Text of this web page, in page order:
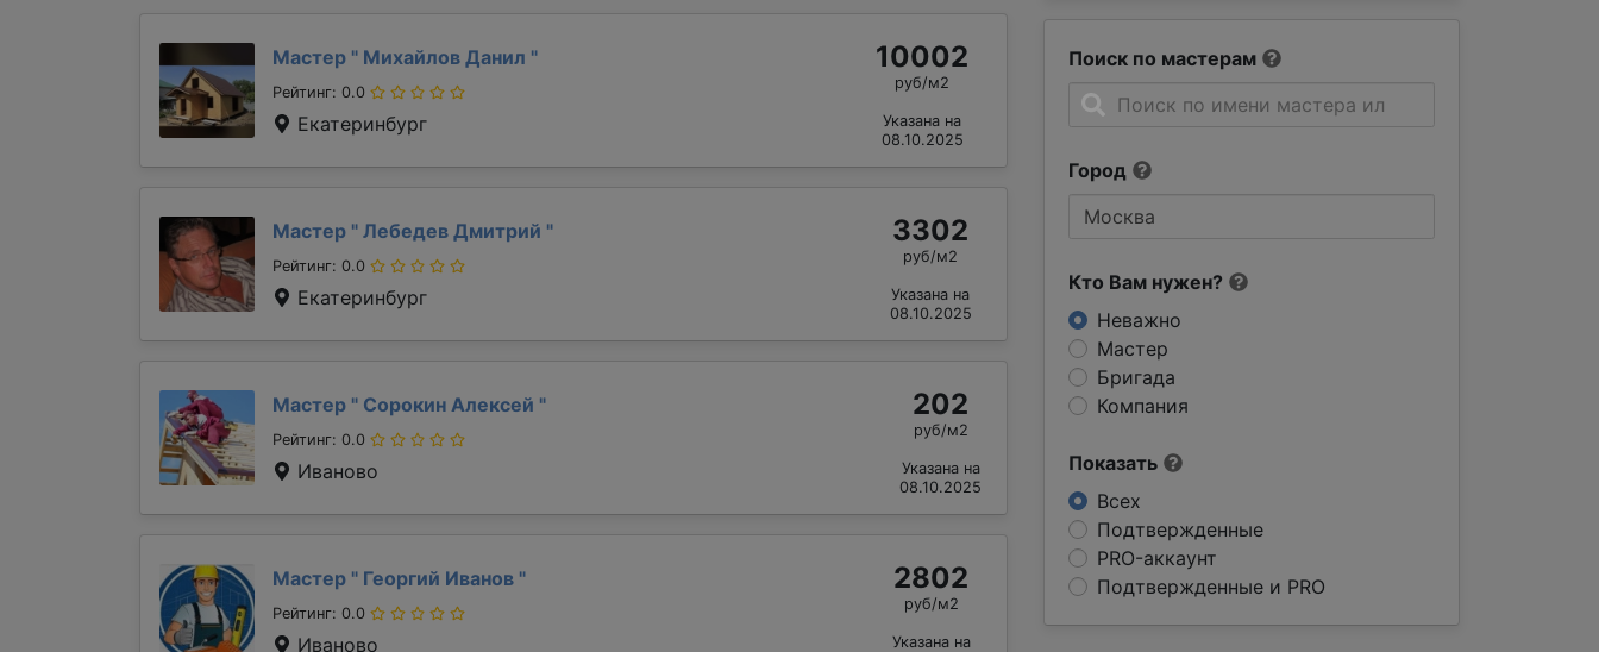
Поиск по мастерам
Город
Кто Вам нужен?
Неважно
Мастер
Бригада
Компания
Показать
Всех
Подтвержденные
PRO-аккаунт
Подтвержденные и PRO
Мастер " Михайлов Данил "
Рейтинг: 0.0
Екатеринбург
10002
руб/м2
Указана на
08.10.2025
Мастер " Лебедев Дмитрий "
Рейтинг: 0.0
Екатеринбург
3302
руб/м2
Указана на
08.10.2025
Мастер " Сорокин Алексей "
Рейтинг: 0.0
Иваново
202
руб/м2
Указана на
08.10.2025
Мастер " Георгий Иванов "
Рейтинг: 0.0
Иваново
2802
руб/м2
Указана на